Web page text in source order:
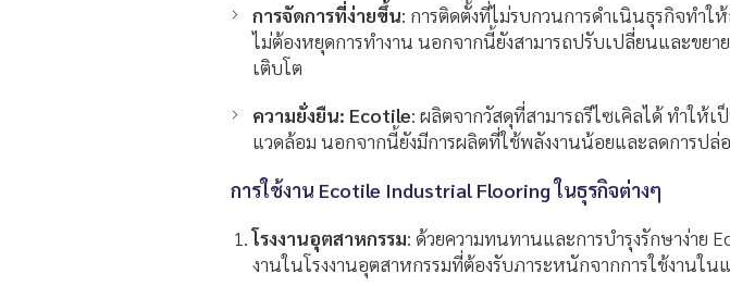
การจัดการที่ง่ายขึ้น: การติดตั้งที่ไม่รบกวนการดำเนินธุรกิจทำใ
ไม่ต้องหยุดการทำงาน นอกจากนี้ยังสามารถปรับเปลี่ยนและขย
เติบโต
ความยั่งยืน: Ecotile: ผลิตจากวัสดุที่สามารถรีไซเคิลได้ ทำให้
แวดล้อม นอกจากนี้ยังมีการผลิตที่ใช้พลังงานน้อยและลดการปล่
การใช้งาน Ecotile Industrial Flooring ในธุรกิจต่างๆ
โรงงานอุตสาหกรรม: ด้วยความทนทานและการบำรุงรักษาง่าย
งานในโรงงานอุตสาหกรรมที่ต้องรับภาระหนักจากการใช้งานใน